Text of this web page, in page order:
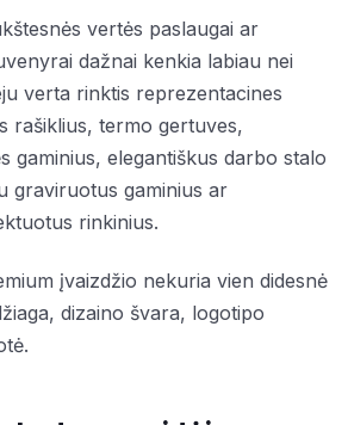
vertės paslaugai ar
dažnai kenkia labiau nei
verta rinktis reprezentacines
rašiklius, termo gertuves,
gaminius, elegantiškus darbo stalo
graviruotus gaminius ar
rinkinius.
įvaizdžio nekuria vien didesnė
dizaino švara, logotipo